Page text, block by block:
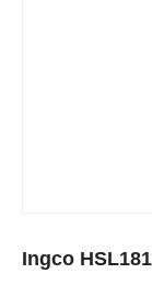
Ingco